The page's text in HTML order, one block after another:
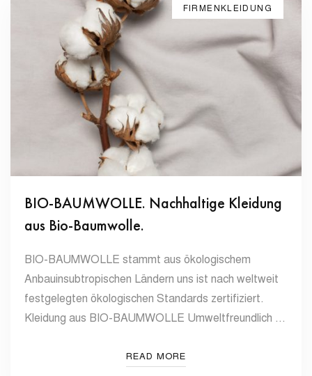
FIRMENKLEIDUNG
BIO-BAUMWOLLE. Nachhaltige Kleidung
aus Bio-Baumwolle.
BIO-BAUMWOLLE stammt aus ökologischem
Anbauinsubtropischen Ländern uns ist nach weltweit
festgelegten ökologischen Standards zertifiziert.
Kleidung aus BIO-BAUMWOLLE Umweltfreundlich …
READ MORE